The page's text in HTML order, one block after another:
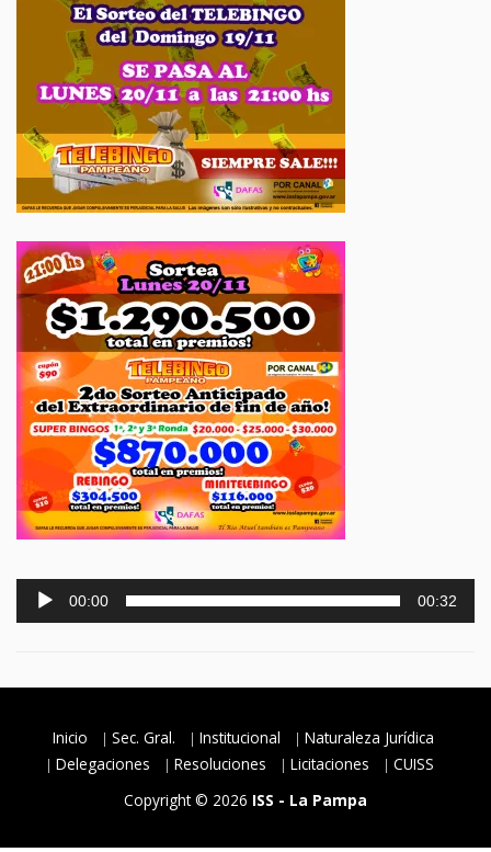
Reproductor
00:00 00:32
Inicio Sec. Gral. Institucional
Naturaleza Jurídica
Delegaciones
Resoluciones Licitaciones
CUISS
Copyright © 2026 ISS - La Pampa